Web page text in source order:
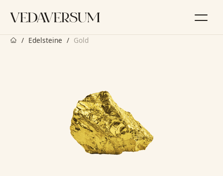
Inhalt
springen
StartseiteEdelsteine Gold